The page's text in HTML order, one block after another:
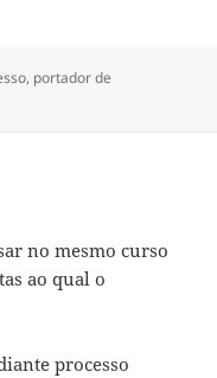
, portador de
no mesmo curso
ao qual o
processo